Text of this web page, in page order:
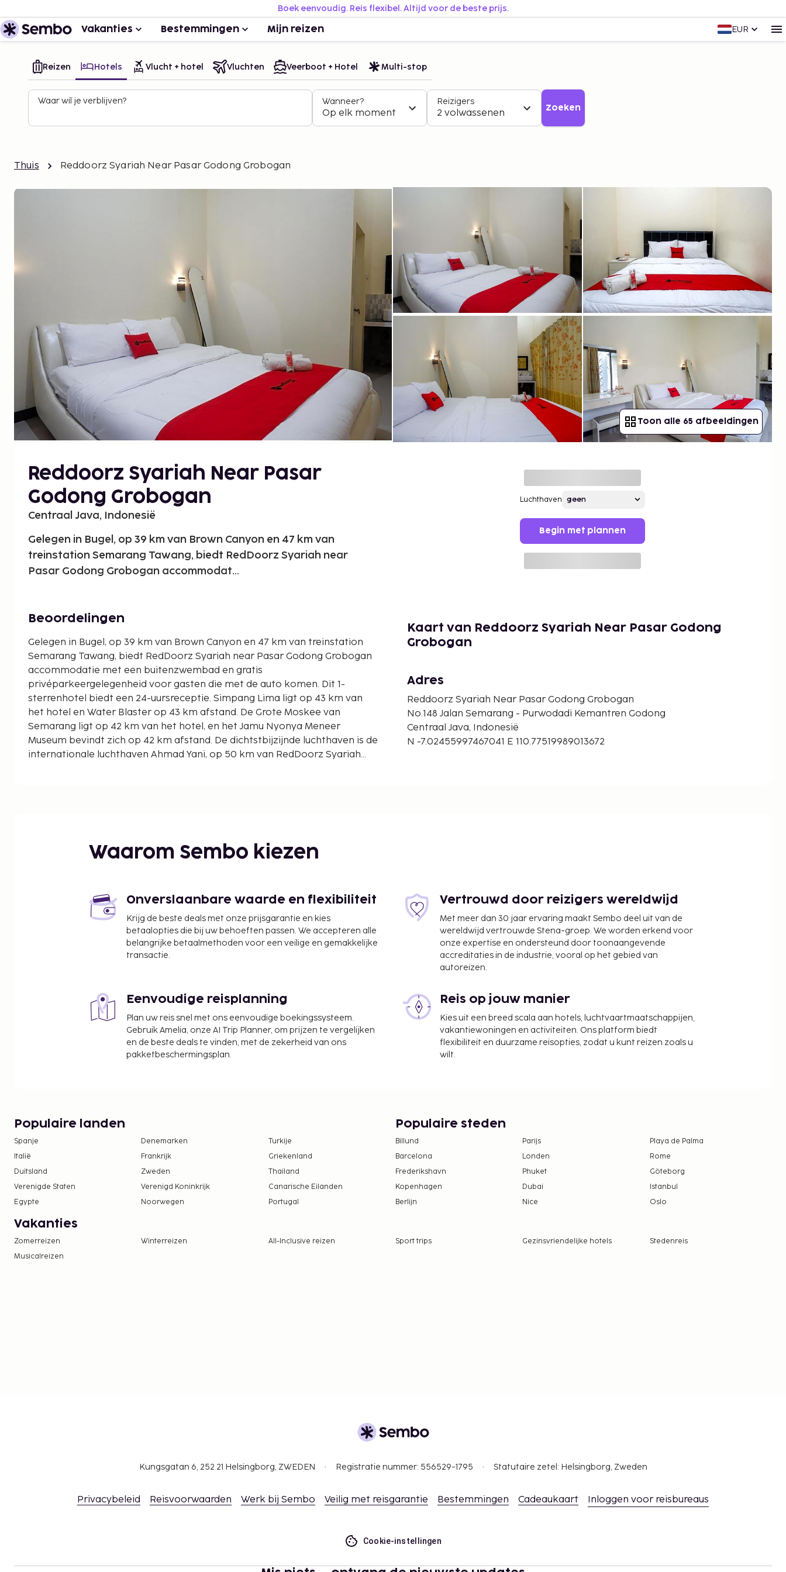
Boek eenvoudig. Reis flexibel. Altijd voor de beste prijs.
Vakanties Bestemmingen Mijn reizen EUR
Reizen Hotels Vlucht + hotel Vluchten Veerboot + Hotel Multi-stop
Waar wil je verblijven? Wanneer?
Op elk moment
Reizigers
2 volwassenen Zoeken
Thuis Reddoorz Syariah Near Pasar Godong Grobogan
Toon alle 65 afbeeldingen
Reddoorz Syariah Near Pasar
Godong Grobogan
Centraal Java, Indonesië
Gelegen in Bugel, op 39 km van Brown Canyon en 47 km van
treinstation Semarang Tawang, biedt RedDoorz Syariah near
Pasar Godong Grobogan accommodat...
Luchthaven
Begin met plannen
Beoordelingen
Gelegen in Bugel, op 39 km van Brown Canyon en 47 km van treinstation
Semarang Tawang, biedt RedDoorz Syariah near Pasar Godong Grobogan
accommodatie met een buitenzwembad en gratis
privéparkeergelegenheid voor gasten die met de auto komen. Dit 1-
sterrenhotel biedt een 24-uursreceptie. Simpang Lima ligt op 43 km van
het hotel en Water Blaster op 43 km afstand. De Grote Moskee van
Semarang ligt op 42 km van het hotel, en het Jamu Nyonya Meneer
Museum bevindt zich op 42 km afstand. De dichtstbijzijnde luchthaven is de
internationale luchthaven Ahmad Yani, op 50 km van RedDoorz Syariah
Kaart van Reddoorz Syariah Near Pasar Godong
Grobogan
Adres
Reddoorz Syariah Near Pasar Godong Grobogan
No.148 Jalan Semarang - Purwodadi Kemantren Godong
Centraal Java, Indonesië
N -7.02455997467041 E 110.77519989013672
Waarom Sembo kiezen
Onverslaanbare waarde en flexibiliteit
Krijg de beste deals met onze prijsgarantie en kies
betaalopties die bij uw behoeften passen. We accepteren alle
belangrijke betaalmethoden voor een veilige en gemakkelijke
transactie.
Vertrouwd door reizigers wereldwijd
Met meer dan 30 jaar ervaring maakt Sembo deel uit van de
wereldwijd vertrouwde Stena-groep. We worden erkend voor
onze expertise en ondersteund door toonaangevende
accreditaties in de industrie, vooral op het gebied van
autoreizen.
Eenvoudige reisplanning
Plan uw reis snel met ons eenvoudige boekingssysteem.
Gebruik Amelia, onze AI Trip Planner, om prijzen te vergelijken
en de beste deals te vinden, met de zekerheid van ons
pakketbeschermingsplan.
Reis op jouw manier
Kies uit een breed scala aan hotels, luchtvaartmaatschappijen,
vakantiewoningen en activiteiten. Ons platform biedt
flexibiliteit en duurzame reisopties, zodat u kunt reizen zoals u
wilt.
Populaire landen
Spanje Denemarken
Turkije
Italië
Frankrijk
Griekenland
Duitsland
Zweden
Thailand
Verenigde Staten
Verenigd Koninkrijk
Canarische Eilanden
Egypte
Noorwegen Portugal
Populaire steden
Billund Parijs
Playa de Palma
Barcelona
Londen
Rome
Frederikshavn
Phuket
Göteborg
Kopenhagen
Dubai
Istanbul
Berlijn
Nice Oslo
Vakanties
Zomerreizen Winterreizen All-Inclusive reizen Sport trips Gezinsvriendelijke hotels
Stedenreis
Musicalreizen
Kungsgatan 6, 252 21 Helsingborg, ZWEDEN Registratie nummer: 556529-1795 Statutaire zetel: Helsingborg, Zweden
Privacybeleid Reisvoorwaarden Werk bij Sembo Veilig met reisgarantie Bestemmingen Cadeaukaart Inloggen voor reisbureaus
Cookie-instellingen